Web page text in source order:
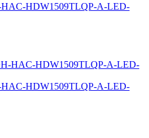
HAC-HDW1509TLQP-A-LED-
HAC-HDW1509TLQP-A-LED-